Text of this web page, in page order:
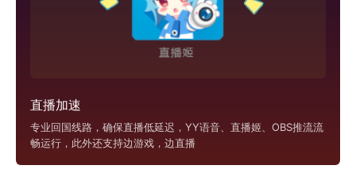
直播加速
专业回国线路，确保直播低延迟，YY语音、直播姬、OBS推流流
畅运行，此外还支持边游戏，边直播